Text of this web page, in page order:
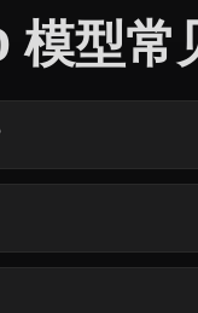
模型常